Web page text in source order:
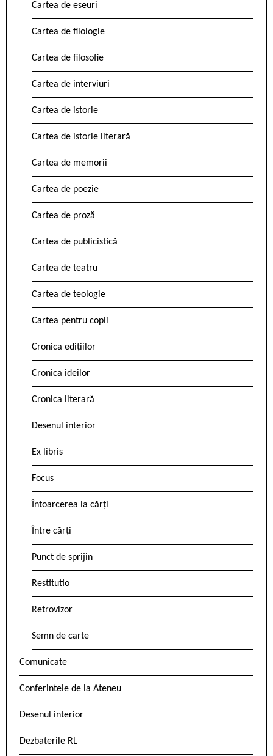
Cartea de eseuri
Cartea de filologie
Cartea de filosofie
Cartea de interviuri
Cartea de istorie
Cartea de istorie literară
Cartea de memorii
Cartea de poezie
Cartea de proză
Cartea de publicistică
Cartea de teatru
Cartea de teologie
Cartea pentru copii
Cronica edițiilor
Cronica ideilor
Cronica literară
Desenul interior
Ex libris
Focus
Întoarcerea la cărți
Între cărți
Punct de sprijin
Restitutio
Retrovizor
Semn de carte
Comunicate
Conferintele de la Ateneu
Desenul interior
Dezbaterile RL